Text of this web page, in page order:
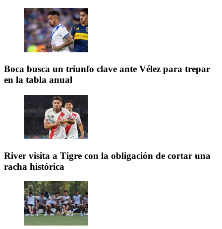
Boca busca un triunfo clave ante Vélez para trepar
en la tabla anual
River visita a Tigre con la obligación de cortar una
racha histórica